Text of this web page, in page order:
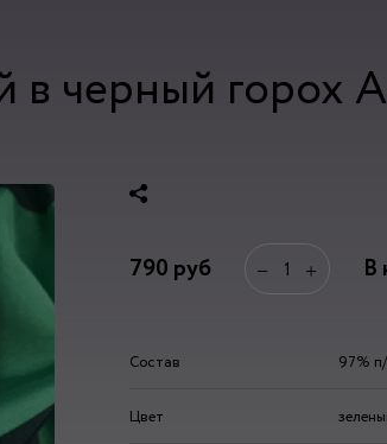
в черный горох
790 руб − + В
Состав 97%
Цвет